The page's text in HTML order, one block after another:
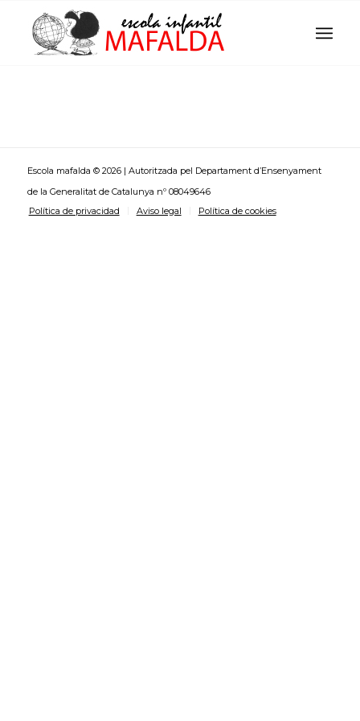
Escola mafalda © 2026 | Autoritzada pel Departament d’Ensenyament
de la Generalitat de Catalunya nº 08049646
Política de privacidad
Aviso legal Política de cookies